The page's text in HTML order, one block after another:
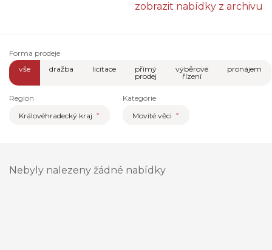
zobrazit nabídky z archivu
Forma prodeje
vše
dražba licitace
přímý
prodej
výběrové
řízení
pronájem
Region
Královéhradecký kraj
Kategorie
Movité věci
Nebyly nalezeny žádné nabídky